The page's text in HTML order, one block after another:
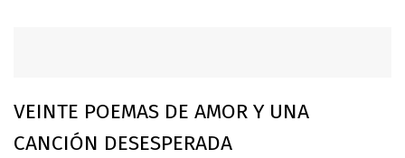
VEINTE POEMAS DE AMOR Y UNA
CANCIÓN DESESPERADA